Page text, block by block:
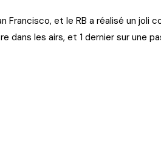
Francisco, et le RB a réalisé un joli
dans les airs, et 1 dernier sur une